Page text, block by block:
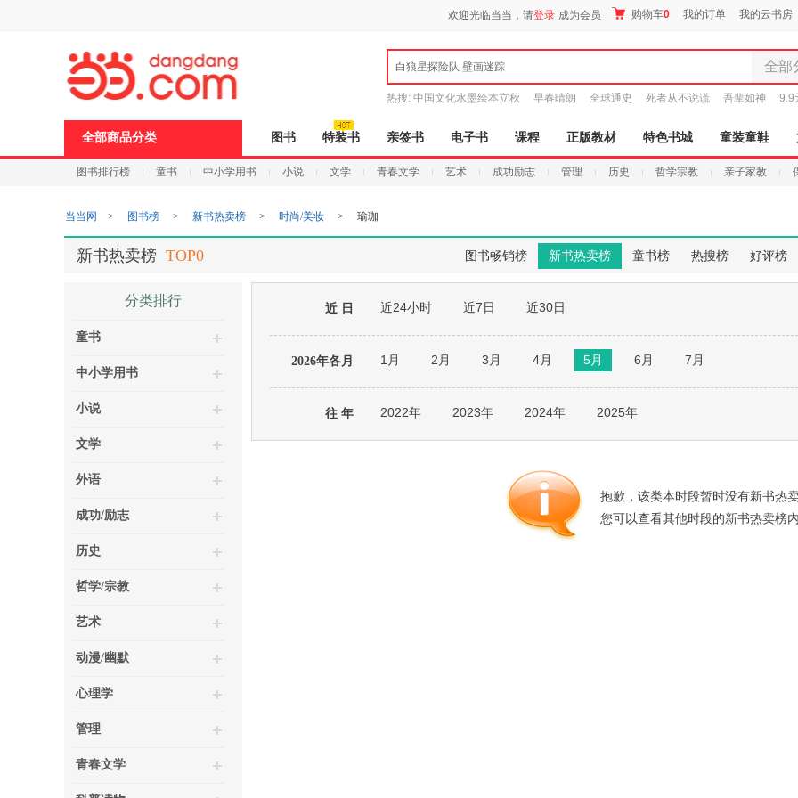
页
欢迎光临当当，请登录 成为会员 购物车0 我的订单 我的云书房
白狼星探险队 壁画迷踪 全部
全部
图书
电子书
音像
玩具
孕婴
食品
手机
热搜: 中国文化水墨绘本立秋 早春晴朗 全球通史 死者从不说谎 吾辈如神 9.9
全部商品分类 图书 特装书 亲签书 电子书 课程 正版教材 特色书城 童装童鞋
图书排行榜 童书 中小学用书 小说 文学 青春文学 艺术 成功励志 管理 历史 哲学宗教 亲子家教
当当网 > 图书榜 > 新书热卖榜 > 时尚/美妆 > 瑜珈
图书畅销榜 新书热卖榜 童书榜 热搜榜 好评榜
新书热卖榜 TOP0
分类排行
童书
中小学用书
小说
文学
外语
成功/励志
历史
哲学/宗教
艺术
动漫/幽默
心理学
管理
青春文学
近 日 近24小时 近7日 近30日
2026年各月 1月 2月 3月 4月 5月 6月 7月
往 年 2022年 2023年 2024年 2025年
抱歉，该类本时段暂时没有新书热卖
您可以查看其他时段的新书热卖榜内